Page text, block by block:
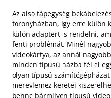
Az also tápegység
toronyházban, így erre külön
külön adaptert is rendelni,
fenti problémát. Minél
videokártya, az annál
minden típusú házba fél el
olyan típusú
merevlemez keretei
benne bármilyen típusú